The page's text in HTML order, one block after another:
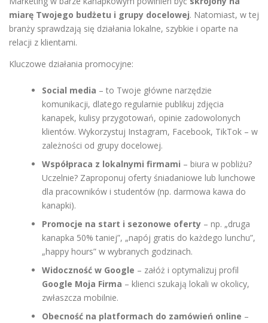
miarę Twojego budżetu i grupy docelowej. Natomiast, w tej
branży sprawdzają się działania lokalne, szybkie i oparte na
relacji z klientami.
Kluczowe działania promocyjne:
Social media – to Twoje główne narzędzie
komunikacji, dlatego regularnie publikuj zdjęcia
kanapek, kulisy przygotowań, opinie zadowolonych
klientów. Wykorzystuj Instagram, Facebook, TikTok – w
zależności od grupy docelowej.
Współpraca z lokalnymi firmami – biura w pobliżu?
Uczelnie? Zaproponuj oferty śniadaniowe lub lunchowe
dla pracowników i studentów (np. darmowa kawa do
kanapki).
Promocje na start i sezonowe oferty – np. „druga
kanapka 50% taniej”, „napój gratis do każdego lunchu”,
„happy hours” w wybranych godzinach.
Widoczność w Google – załóż i optymalizuj profil
Google Moja Firma – klienci szukają lokali w okolicy,
zwłaszcza mobilnie.
Obecność na platformach do zamówień online –